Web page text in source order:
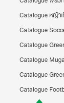
Catalogue หญ้า
Catalogue
Catalogue
Catalogue Muga
Catalogue
Catalogue